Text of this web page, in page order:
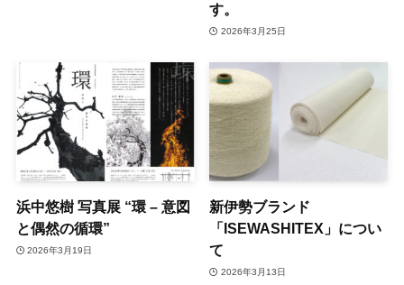
す。
2026年3月25日
浜中悠樹 写真展 “環 – 意図
と偶然の循環”
2026年3月19日
新伊勢ブランド
「ISEWASHITEX」につい
て
2026年3月13日